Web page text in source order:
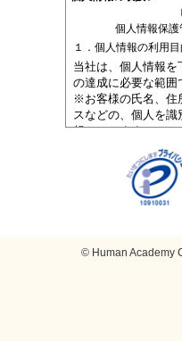
© Human Academy